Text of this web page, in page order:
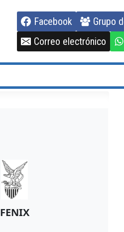
Facebook Grupo
Correo electrónico
FENIX